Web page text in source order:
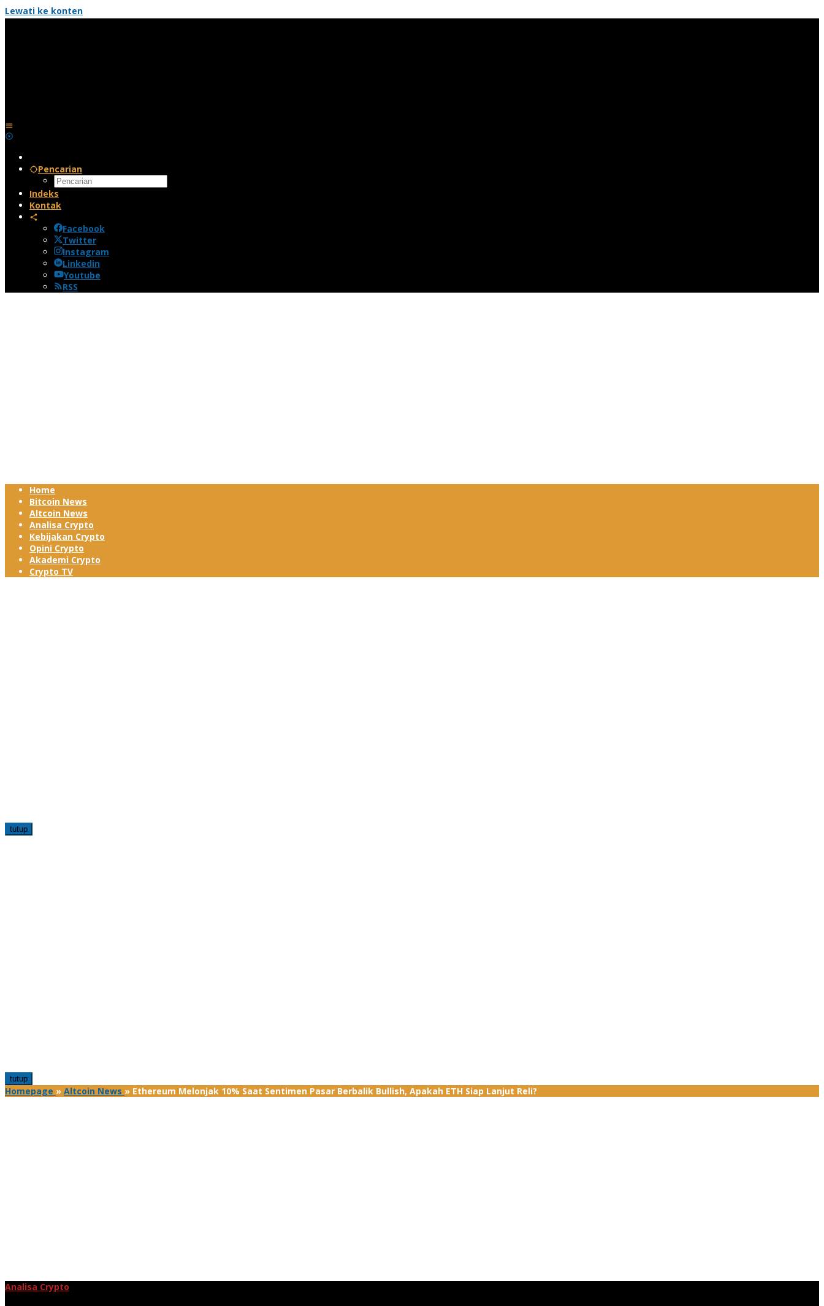
Lewati ke konten
Pencarian
Indeks
Kontak
Facebook
Twitter
Instagram
Linkedin
Youtube
RSS
Home
Bitcoin News
Altcoin News
Analisa Crypto
Kebijakan Crypto
Opini Crypto
Akademi Crypto
Crypto TV
tutup
tutup
Homepage » Altcoin News » Ethereum Melonjak 10% Saat Sentimen Pasar Berbalik Bullish, Apakah ETH Siap Lanjut Reli?
Analisa Crypto